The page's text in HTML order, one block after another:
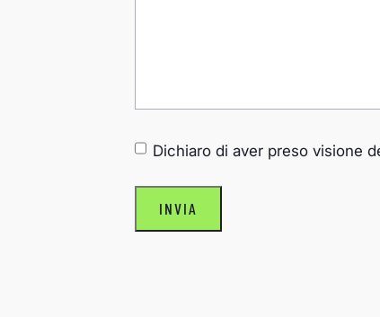
CONSENSO*
Dichiaro di aver preso visione
INVIA